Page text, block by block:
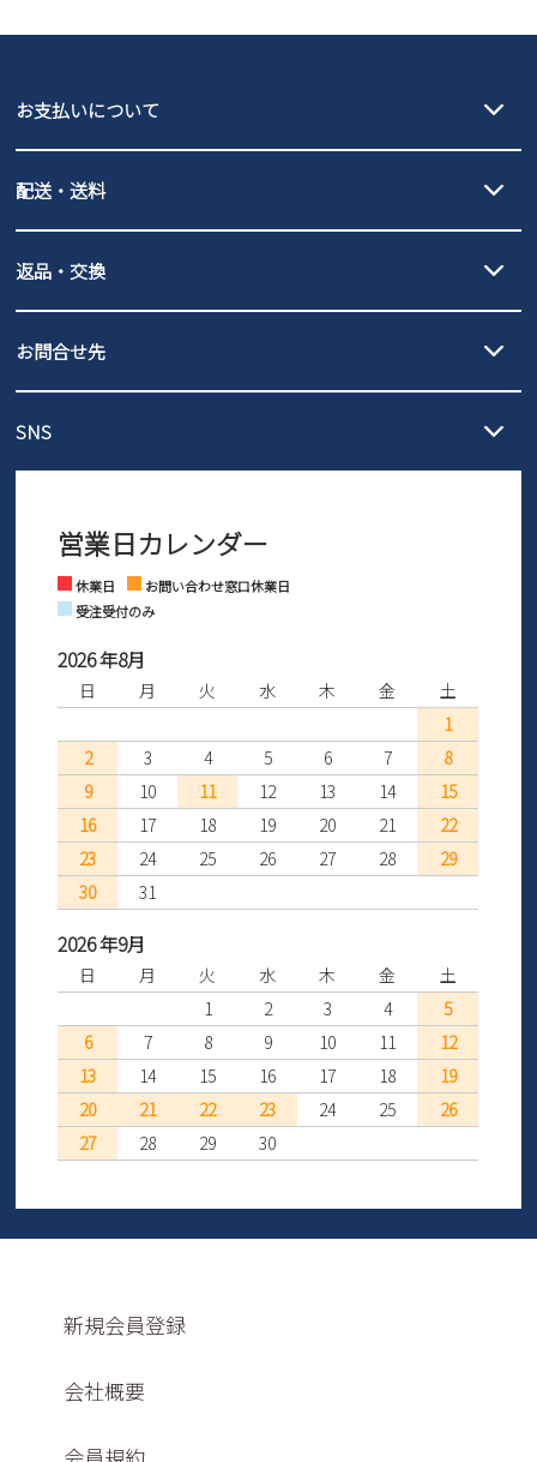
GAP
瞬足
お支払いについて
PayPay（オンライン決済）、代金引換のご利用が可能です。
配送・送料
北海道・本州・四国・九州…550円
3,980円（税込）以上お買い上げで送料無料
発送日・送料詳細については
ご利用ください。
全国一律…220円（税込）
発送日・送料詳細についてはご利用ガイドを
ご利用ください。
返品・交換
の片道無料サービスを実施中！
ントとしても安心してご利用いただけるよう、サイズ交換の受付期
さい。
お問合せ先
営業時間：11時～17時
※土日祝はお問い合わせ窓口休業日となります。
SNS
Facebook Instagram
営業日カレンダー
休業日
お問い合わせ窓口休業日
受注受付のみ
2026 年8月
日 月 火 水 木 金
土
1
2
3 4 5 6 7
8
9
10 11 12 13 14
15
16
17 18 19 20 21
22
23
24 25 26 27 28
29
30
31
2026 年9月
日 月 火 水 木 金
土
1
2 3 4
5
6
7 8 9 10 11
12
13
14 15 16 17 18
19
20
21 22 23 24 25
26
27
28 29 30
新規会員登録
会社概要